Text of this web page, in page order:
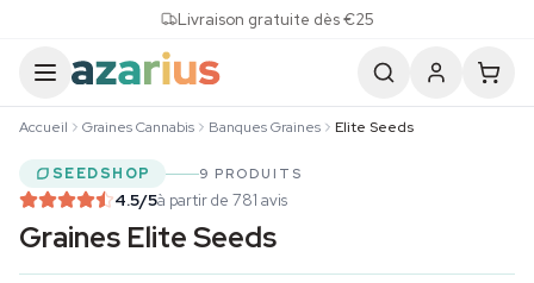
Livraison gratuite dès €25
Accueil Graines Cannabis Banques Graines Elite Seeds
SEEDSHOP 9 PRODUITS
4.5/5à partir de 781 avis
Graines Elite Seeds